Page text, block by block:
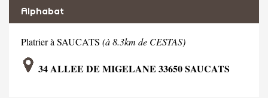
Alphabat
Platrier à SAUCATS (à 8.3km de CESTAS)
34 ALLEE DE MIGELANE 33650 SAUCATS